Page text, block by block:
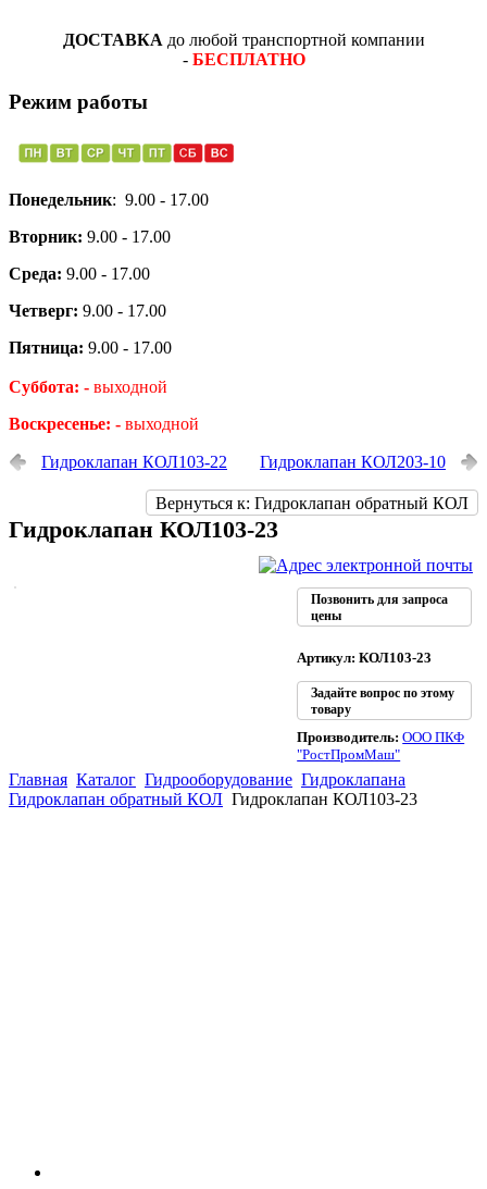
ДОСТАВКА до любой транспортной компании
- БЕСПЛАТНО
Режим работы
Понедельник: 9.00 - 17.00
Вторник: 9.00 - 17.00
Среда: 9.00 - 17.00
Четверг: 9.00 - 17.00
Пятница: 9.00 - 17.00
Суббота: - выходной
Воскресенье: - выходной
Гидроклапан КОЛ103-22 Гидроклапан КОЛ203-10
Вернуться к: Гидроклапан обратный КОЛ
Гидроклапан КОЛ103-23
Позвонить для запроса
цены
Артикул: КОЛ103-23
Задайте вопрос по этому
товару
Производитель:ООО ПКФ
"РостПромМаш"
Главная Каталог Гидрооборудование Гидроклапана
Гидроклапан обратный КОЛ Гидроклапан КОЛ103-23